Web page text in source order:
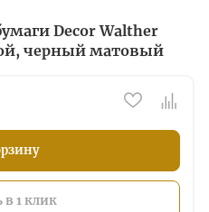
Decor Walther
черный матовый
в 1 клик